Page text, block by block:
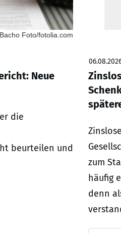
Foto/fotolia.com
Neue
die
beurteilen und
zum
häufig
denn